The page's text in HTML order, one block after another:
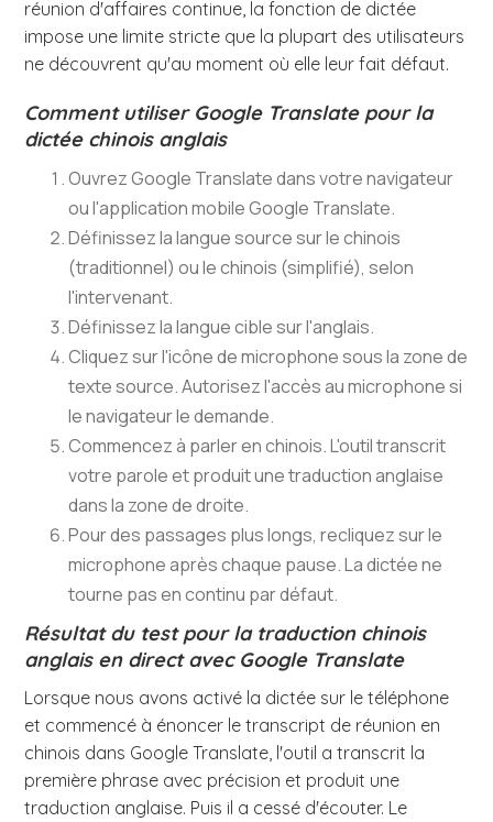
réunion d'affaires continue, la fonction de dictée
impose une limite stricte que la plupart des utilisateurs
ne découvrent qu'au moment où elle leur fait défaut.
Comment utiliser Google Translate pour la
dictée chinois anglais
Ouvrez Google Translate dans votre navigateur
ou l'application mobile Google Translate.
Définissez la langue source sur le chinois
(traditionnel) ou le chinois (simplifié), selon
l'intervenant.
Définissez la langue cible sur l'anglais.
Cliquez sur l'icône de microphone sous la zone de
texte source. Autorisez l'accès au microphone si
le navigateur le demande.
Commencez à parler en chinois. L'outil transcrit
votre parole et produit une traduction anglaise
dans la zone de droite.
Pour des passages plus longs, recliquez sur le
microphone après chaque pause. La dictée ne
tourne pas en continu par défaut.
Résultat du test pour la traduction chinois
anglais en direct avec Google Translate
Lorsque nous avons activé la dictée sur le téléphone
et commencé à énoncer le transcript de réunion en
chinois dans Google Translate, l'outil a transcrit la
première phrase avec précision et produit une
traduction anglaise. Puis il a cessé d'écouter. Le